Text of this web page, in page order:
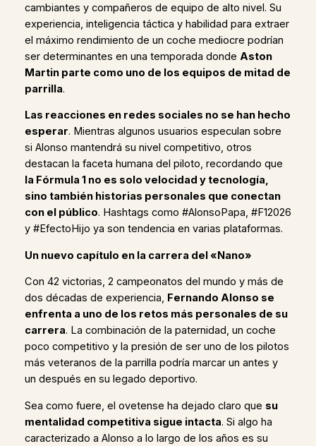
cambiantes y compañeros de equipo de alto nivel. Su
experiencia, inteligencia táctica y habilidad para extraer
el máximo rendimiento de un coche mediocre podrían
ser determinantes en una temporada donde Aston
Martin parte como uno de los equipos de mitad de
parrilla.
Las reacciones en redes sociales no se han hecho
esperar. Mientras algunos usuarios especulan sobre
si Alonso mantendrá su nivel competitivo, otros
destacan la faceta humana del piloto, recordando que
la Fórmula 1 no es solo velocidad y tecnología,
sino también historias personales que conectan
con el público. Hashtags como #AlonsoPapa, #F12026
y #EfectoHijo ya son tendencia en varias plataformas.
Un nuevo capítulo en la carrera del «Nano»
Con 42 victorias, 2 campeonatos del mundo y más de
dos décadas de experiencia, Fernando Alonso se
enfrenta a uno de los retos más personales de su
carrera. La combinación de la paternidad, un coche
poco competitivo y la presión de ser uno de los pilotos
más veteranos de la parrilla podría marcar un antes y
un después en su legado deportivo.
Sea como fuere, el ovetense ha dejado claro que su
mentalidad competitiva sigue intacta. Si algo ha
caracterizado a Alonso a lo largo de los años es su